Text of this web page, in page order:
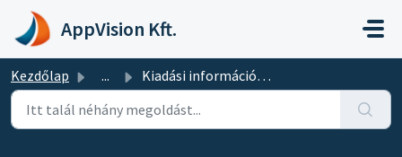
Kihagyás a tartalom megtartásához
AppVision Kft.
Kezdőlap ... Kiadási információk - National Standards (NST)